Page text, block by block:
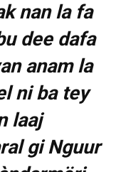
nan la fa
dee dafa
anam la
ni ba tey
laaj
gi Nguur